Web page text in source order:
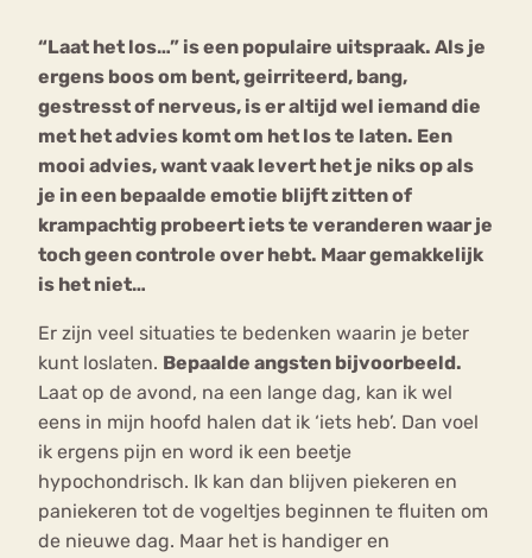
“Laat het los…” is een populaire uitspraak. Als je
ergens boos om bent, geirriteerd, bang,
gestresst of nerveus, is er altijd wel iemand die
met het advies komt om het los te laten. Een
mooi advies, want vaak levert het je niks op als
je in een bepaalde emotie blijft zitten of
krampachtig probeert iets te veranderen waar je
toch geen controle over hebt. Maar gemakkelijk
is het niet…
Er zijn veel situaties te bedenken waarin je beter
kunt loslaten. Bepaalde angsten bijvoorbeeld.
Laat op de avond, na een lange dag, kan ik wel
eens in mijn hoofd halen dat ik ‘iets heb’. Dan voel
ik ergens pijn en word ik een beetje
hypochondrisch. Ik kan dan blijven piekeren en
paniekeren tot de vogeltjes beginnen te fluiten om
de nieuwe dag. Maar het is handiger en
Chat
Forum
Bouli
mia
Nerv
osa
Eetstoornis Anorexia Nervosa
Eetbuien Piekeren Sport
Orthorexia
Afvallen Angst